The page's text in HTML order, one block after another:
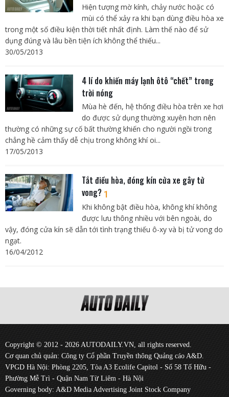
Hiện tượng mờ kính, chảy nước hoặc có
mùi có thể xảy ra khi bạn dùng điều hòa xe
trong một số điều kiện thời tiết nhất định. Làm thế nào để sử
dụng đúng và lâu bền tiện ích không thể thiếu...
30/05/2013
4 lí do khiến máy lạnh ôtô “chết” trong
trời nóng
Mùa hè đến, hệ thống điều hòa trên xe hơi
do được sử dụng thường xuyên hơn nên
thường có những sự cố bất thường khiến cho người ngồi trong
chẳng hề cảm thấy dễ chịu trong không khí oi...
17/05/2013
Tắt điều hòa, đóng kín cửa xe gây tử
vong? 1
Khi không bật điều hòa, không khí không
được lưu thông nhiều với bên ngoài, do
vậy, đóng cửa kín sẽ dẫn tới tình trạng thiếu ô-xy và bị tử vong do
ngạt.
16/04/2012
Copyright © 2012 - 2026 AUTODAILY.VN, all rights reserved.
Cơ quan chủ quản: Công ty Cổ phần Truyền thông Quảng cáo A&D.
VPGD Hà Nội: Phòng 2205, Tòa A3 Ecolife Capitol - Số 58 Tố Hữu -
Phường Mễ Trì - Quận Nam Từ Liêm - Hà Nội
Governing body: A&D Media Advertising Joint Stock Company